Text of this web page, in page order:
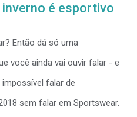
é esportivo
Então dá só uma
você ainda vai ouvir falar - e
falar de
sem falar em Sportswear.